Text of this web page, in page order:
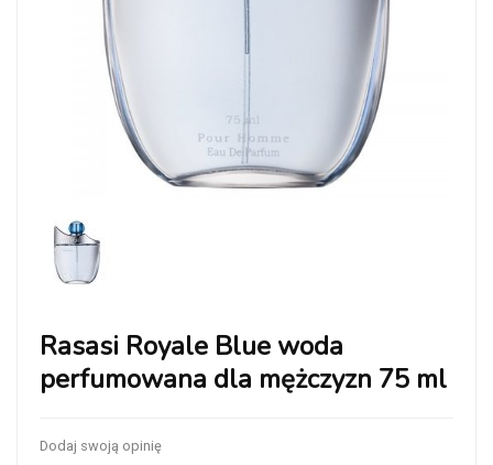
Rasasi Royale Blue woda
perfumowana dla mężczyzn 75 ml
Dodaj swoją opinię